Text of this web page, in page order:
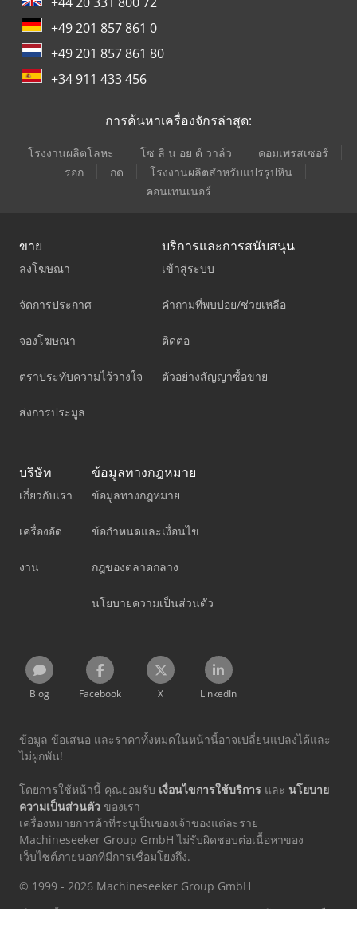
+49 201 857 861 0
+49 201 857 861 80
+34 911 433 456
การค้นหาเครื่องจักรล่าสุด:
โรงงานผลิตโลหะ โซ ลิ น อย ด์ วาล์ว
คอมเพรสเซอร์
รอก
กด
โรงงานผลิตสำหรับแปรรูปหิน
คอนเทนเนอร์
ขาย
ลงโฆษณา
จัดการประกาศ
จองโฆษณา
ตราประทับความไว้วางใจ
ส่งการประมูล
บริการและการสนับสนุน
เข้าสู่ระบบ
คำถามที่พบบ่อย/ช่วยเหลือ
ติดต่อ
ตัวอย่างสัญญาซื้อขาย
บริษัท
เกี่ยวกับเรา
เครื่องอัด
งาน
ข้อมูลทางกฎหมาย
ข้อมูลทางกฎหมาย
ข้อกำหนดและเงื่อนไข
กฎของตลาดกลาง
นโยบายความเป็นส่วนตัว
Blog Facebook X LinkedIn
ข้อมูล ข้อเสนอ และราคาทั้งหมดในหน้านี้อาจเปลี่ยนแปลงได้และ
ไม่ผูกพัน!
โดยการใช้หน้านี้ คุณยอมรับ เงื่อนไขการใช้บริการ และ นโยบาย
ความเป็นส่วนตัว ของเรา
เครื่องหมายการค้าที่ระบุเป็นของเจ้าของแต่ละราย
Machineseeker Group GmbH ไม่รับผิดชอบต่อเนื้อหาของ
เว็บไซต์ภายนอกที่มีการเชื่อมโยงถึง.
© 1999 - 2026 Machineseeker Group GmbH